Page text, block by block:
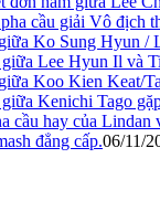
cầu giải Vô địch
Ko Sung Hyun /
Lee Hyun Il và
Koo Kien Keat/
Kenichi Tago
cầu hay của
đẳng cấp.06/11/